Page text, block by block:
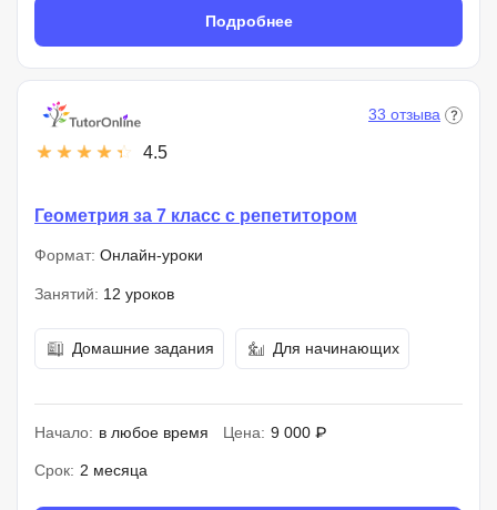
Подробнее
4.5
33 отзыва
Геометрия за 7 класс с репетитором
Формат: Онлайн-уроки
Занятий: 12 уроков
Домашние задания Для начинающих
Начало: в любое время Цена: 9 000 ₽
Срок: 2 месяца